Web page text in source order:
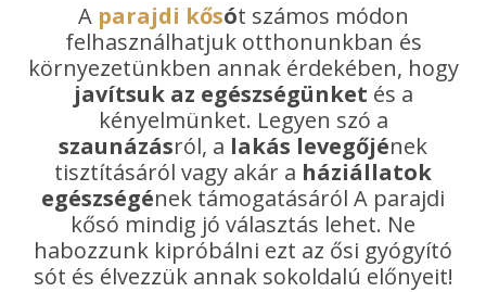
A parajdi kősót számos módon
felhasználhatjuk otthonunkban és
környezetünkben annak érdekében, hogy
javítsuk az egészségünket és a
kényelmünket. Legyen szó a
szaunázásról, a lakás levegőjének
tisztításáról vagy akár a háziállatok
egészségének támogatásáról A parajdi
kősó mindig jó választás lehet. Ne
habozzunk kipróbálni ezt az ősi gyógyító
sót és élvezzük annak sokoldalú előnyeit!